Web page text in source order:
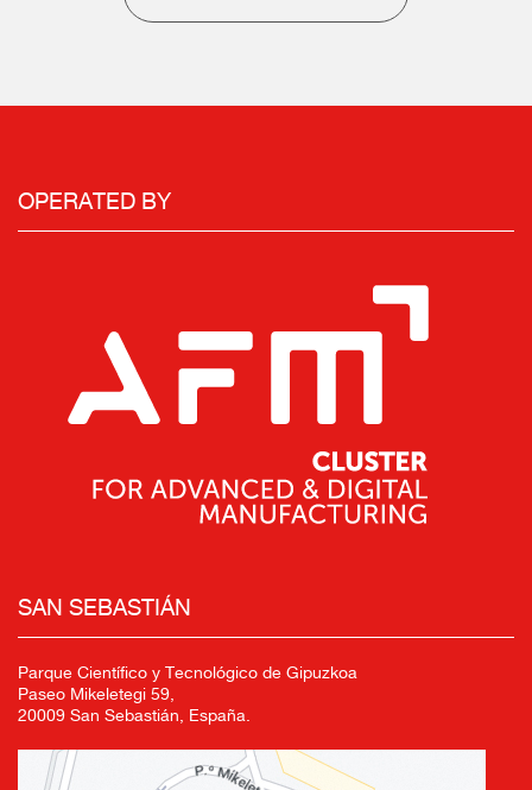
OPERATED BY
SAN SEBASTIÁN
Parque Científico y Tecnológico de Gipuzkoa
Paseo Mikeletegi 59,
20009 San Sebastián, España.